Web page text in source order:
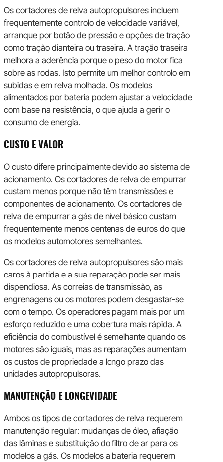
Os cortadores de relva autopropulsores incluem
frequentemente controlo de velocidade variável,
arranque por botão de pressão e opções de tração
como tração dianteira ou traseira. A tração traseira
melhora a aderência porque o peso do motor fica
sobre as rodas. Isto permite um melhor controlo em
subidas e em relva molhada. Os modelos
alimentados por bateria podem ajustar a velocidade
com base na resistência, o que ajuda a gerir o
consumo de energia.
CUSTO E VALOR
O custo difere principalmente devido ao sistema de
acionamento. Os cortadores de relva de empurrar
custam menos porque não têm transmissões e
componentes de acionamento. Os cortadores de
relva de empurrar a gás de nível básico custam
frequentemente menos centenas de euros do que
os modelos automotores semelhantes.
Os cortadores de relva autopropulsores são mais
caros à partida e a sua reparação pode ser mais
dispendiosa. As correias de transmissão, as
engrenagens ou os motores podem desgastar-se
com o tempo. Os operadores pagam mais por um
esforço reduzido e uma cobertura mais rápida. A
eficiência do combustível é semelhante quando os
motores são iguais, mas as reparações aumentam
os custos de propriedade a longo prazo das
unidades autopropulsoras.
MANUTENÇÃO E LONGEVIDADE
Ambos os tipos de cortadores de relva requerem
manutenção regular: mudanças de óleo, afiação
das lâminas e substituição do filtro de ar para os
modelos a gás. Os modelos a bateria requerem